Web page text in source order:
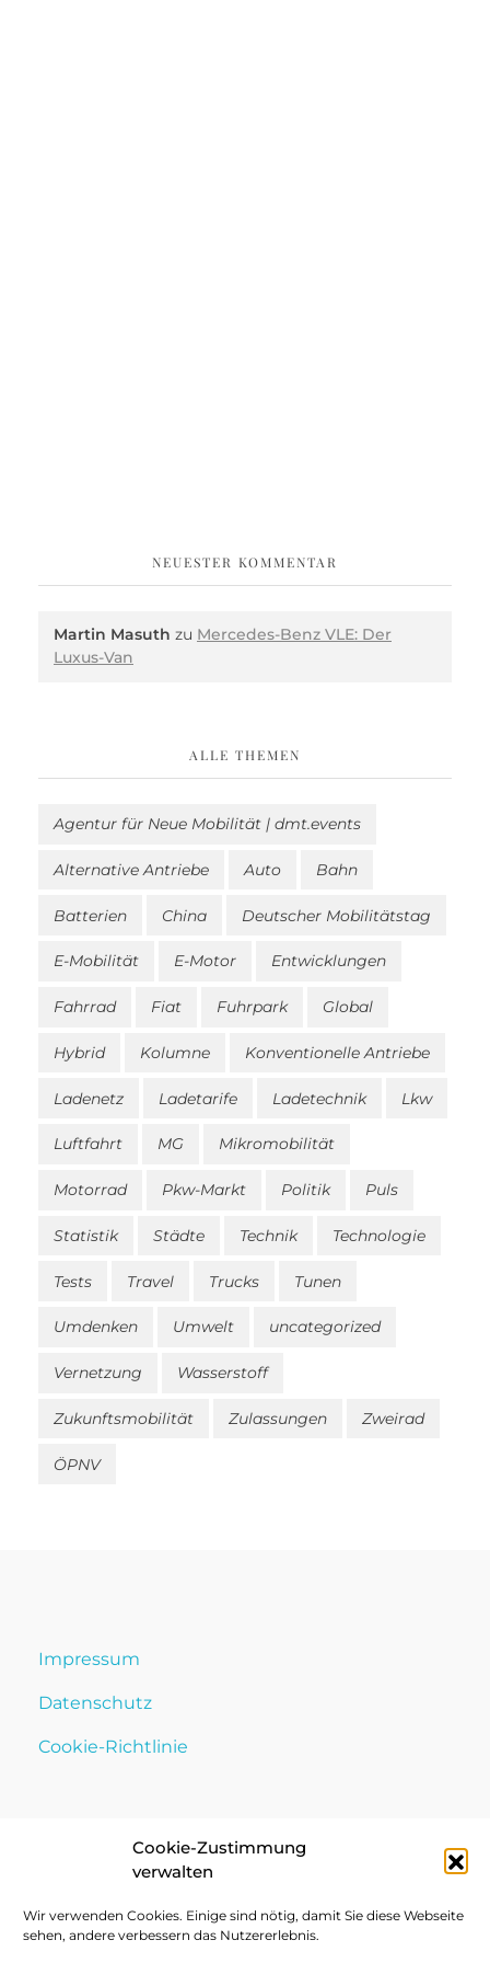
Cookie-Zustimmung
verwalten
Wir verwenden Cookies. Einige sind nötig, damit Sie diese Webseite
sehen, andere verbessern das Nutzererlebnis.
NEUESTER KOMMENTAR
Martin Masuth zu Mercedes-Benz VLE: Der
Luxus-Van
ALLE THEMEN
Agentur für Neue Mobilität | dmt.events
Alternative Antriebe Auto Bahn
Batterien China Deutscher Mobilitätstag
E-Mobilität E-Motor Entwicklungen
Fahrrad Fiat Fuhrpark Global
Hybrid Kolumne Konventionelle Antriebe
Ladenetz Ladetarife Ladetechnik Lkw
Luftfahrt MG Mikromobilität
Motorrad Pkw-Markt Politik Puls
Statistik Städte Technik Technologie
Tests Travel Trucks Tunen
Umdenken Umwelt uncategorized
Vernetzung Wasserstoff
Zukunftsmobilität Zulassungen Zweirad
ÖPNV
Impressum
Datenschutz
Cookie-Richtlinie